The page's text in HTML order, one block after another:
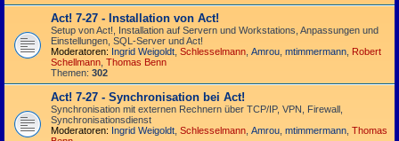
Act! 7-27 - Installation von Act!
Setup von Act!, Installation auf Servern und Workstations, Anpassungen und
Einstellungen, SQL-Server und Act!
Moderatoren: Ingrid Weigoldt Schlesselmann Amrou mtimmermann Robert
Schellmann Thomas Benn
Themen: 302
Act! 7-27 - Synchronisation bei Act!
Synchro­nisation mit externen Rechnern über TCP/IP, VPN, Firewall,
Synchroni­sations­dienst
Moderatoren: Ingrid Weigoldt Schlesselmann Amrou mtimmermann Thomas